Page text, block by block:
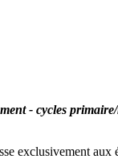
- cycles
exclusivement